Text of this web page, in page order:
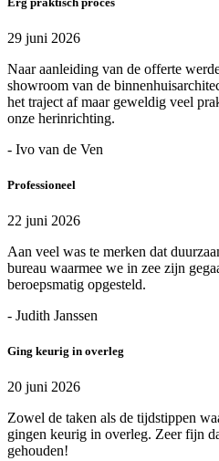
29 juni 2026
Naar aanleiding van de offerte
showroom van de
het traject af maar geweldig veel
onze herinrichting.
- Ivo van de Ven
Professioneel
22 juni 2026
Aan veel was te merken dat
bureau waarmee we in zee zijn
beroepsmatig opgesteld.
- Judith Janssen
Ging keurig in overleg
20 juni 2026
Zowel de taken als de tijdstippen
gingen keurig in overleg. Zeer fijn
gehouden!